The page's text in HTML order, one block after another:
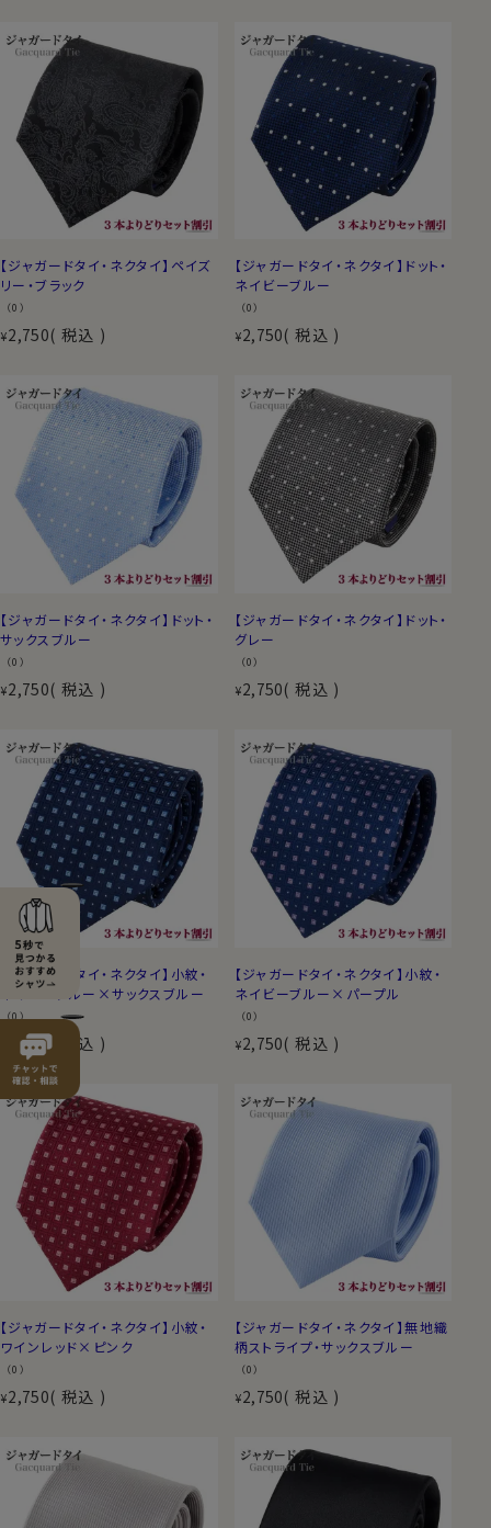
【ジャガードタイ・ネクタイ】ペイズ
リー・ブラック
（0）
¥2,750 税込
【ジャガードタイ・ネクタイ】ドット・
ネイビーブルー
（0）
¥2,750 税込
【ジャガードタイ・ネクタイ】ドット・
サックスブルー
（0）
¥2,750 税込
【ジャガードタイ・ネクタイ】ドット・
グレー
（0）
¥2,750 税込
【ジャガードタイ・ネクタイ】小紋・
ネイビーブルー×サックスブルー
（0）
2,750 税込
【ジャガードタイ・ネクタイ】小紋・
ネイビーブルー×パープル
（0）
¥2,750 税込
【ジャガードタイ・ネクタイ】小紋・
ワインレッド×ピンク
（0）
¥2,750 税込
【ジャガードタイ・ネクタイ】無地織
柄ストライプ・サックスブルー
（0）
¥2,750 税込